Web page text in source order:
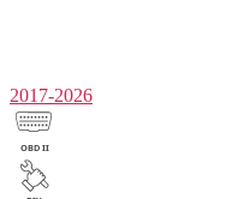
2017-2026